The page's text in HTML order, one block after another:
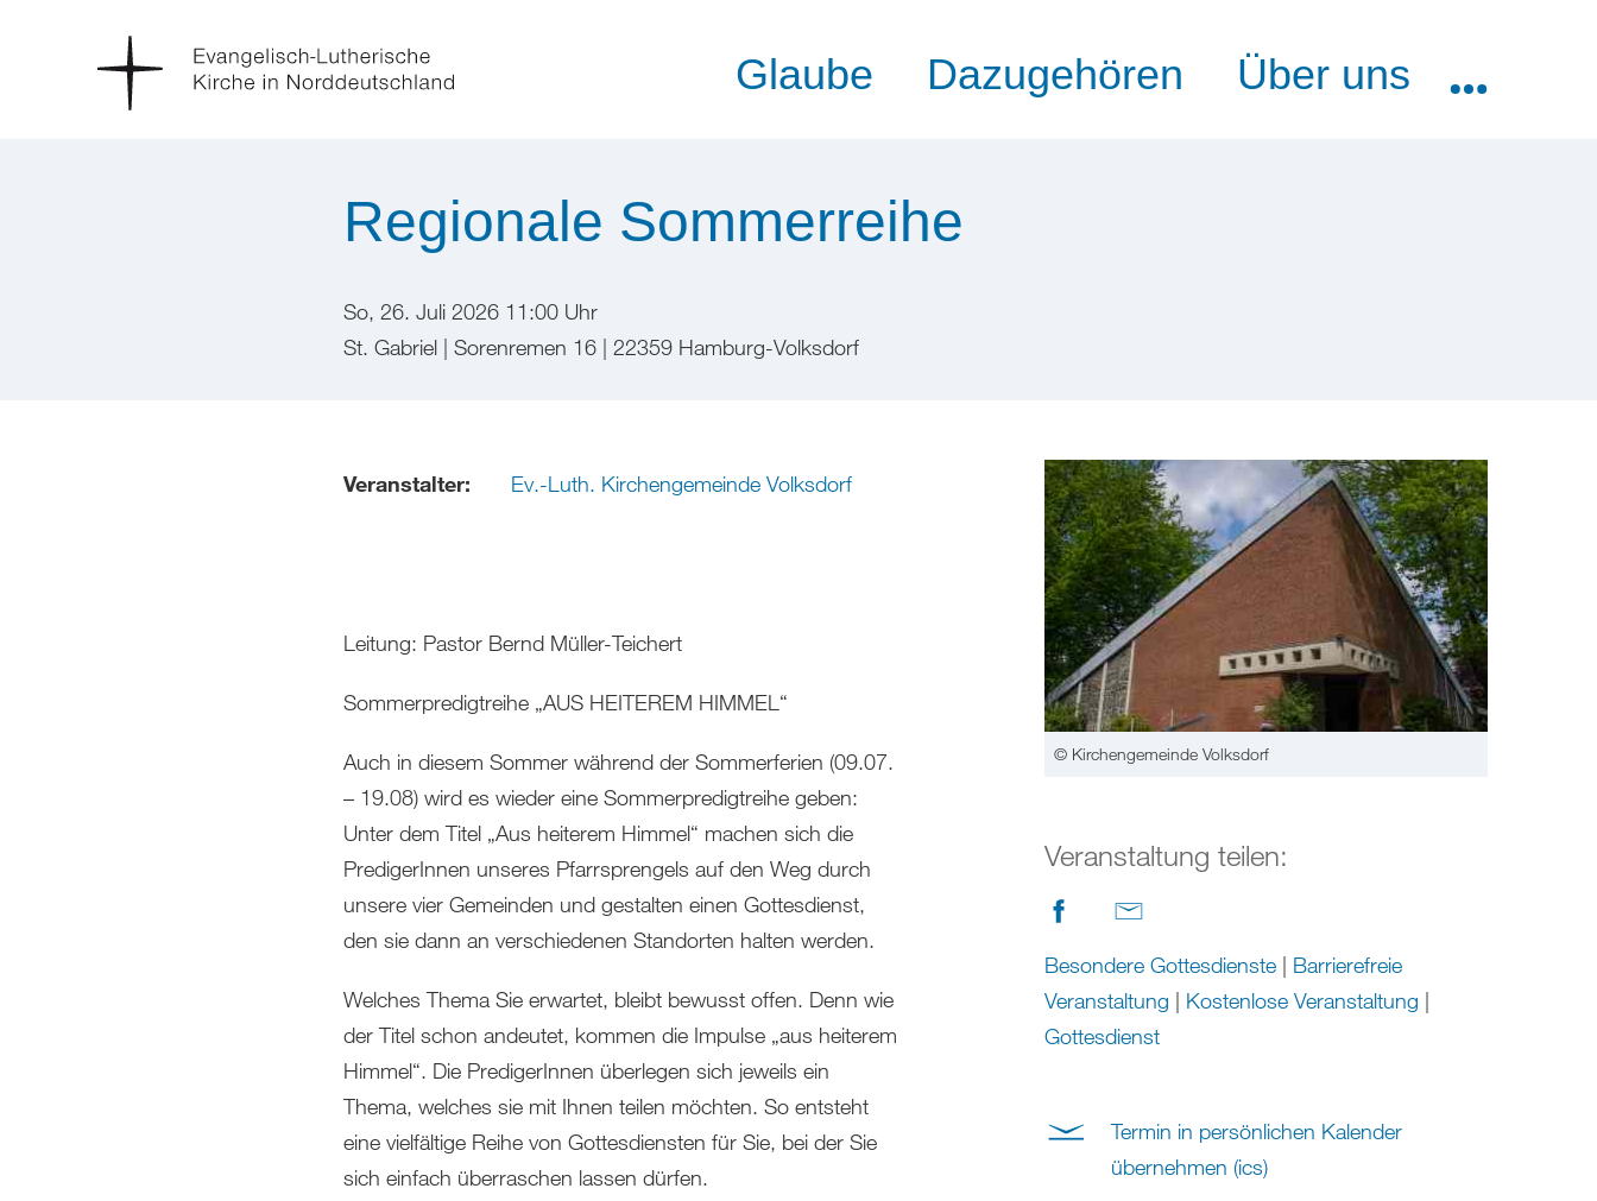
Glaube Dazugehören Über uns
Regionale Sommerreihe
So, 26. Juli 2026 11:00 Uhr
St. Gabriel | Sorenremen 16 | 22359 Hamburg-Volksdorf
Veranstalter: Ev.-Luth. Kirchengemeinde Volksdorf
Leitung: Pastor Bernd Müller-Teichert
Sommerpredigtreihe „AUS HEITEREM HIMMEL“
Auch in diesem Sommer während der Sommerferien (09.07.
– 19.08) wird es wieder eine Sommerpredigtreihe geben:
Unter dem Titel „Aus heiterem Himmel“ machen sich die
PredigerInnen unseres Pfarrsprengels auf den Weg durch
unsere vier Gemeinden und gestalten einen Gottesdienst,
den sie dann an verschiedenen Standorten halten werden.
Welches Thema Sie erwartet, bleibt bewusst offen. Denn wie
der Titel schon andeutet, kommen die Impulse „aus heiterem
Himmel“. Die PredigerInnen überlegen sich jeweils ein
Thema, welches sie mit Ihnen teilen möchten. So entsteht
eine vielfältige Reihe von Gottesdiensten für Sie, bei der Sie
sich einfach überraschen lassen dürfen.
© Kirchengemeinde Volksdorf
Veranstaltung teilen:
Besondere Gottesdienste| Barrierefreie
Veranstaltung | Kostenlose Veranstaltung |
Gottesdienst
Termin in persönlichen Kalender
übernehmen (ics)